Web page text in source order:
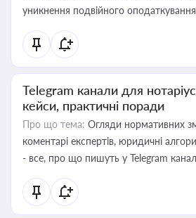
уникнення подвійного оподаткування
Telegram канали для
кейси, практичні поради
Про що тема: Огляди нормативних
коментарі експертів, юридичні
- все, про що пишуть у Telegram